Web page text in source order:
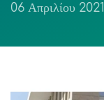
06 Απριλίου 2021